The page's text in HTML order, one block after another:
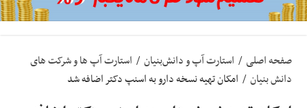
صفحه اصلی / استارت آپ‌ و دانش‌بنیان‌ / استارت آپ ها و شرکت های
دانش بنیان / امکان تهیه نسخه دارو به اسنپ دکتر اضافه شد